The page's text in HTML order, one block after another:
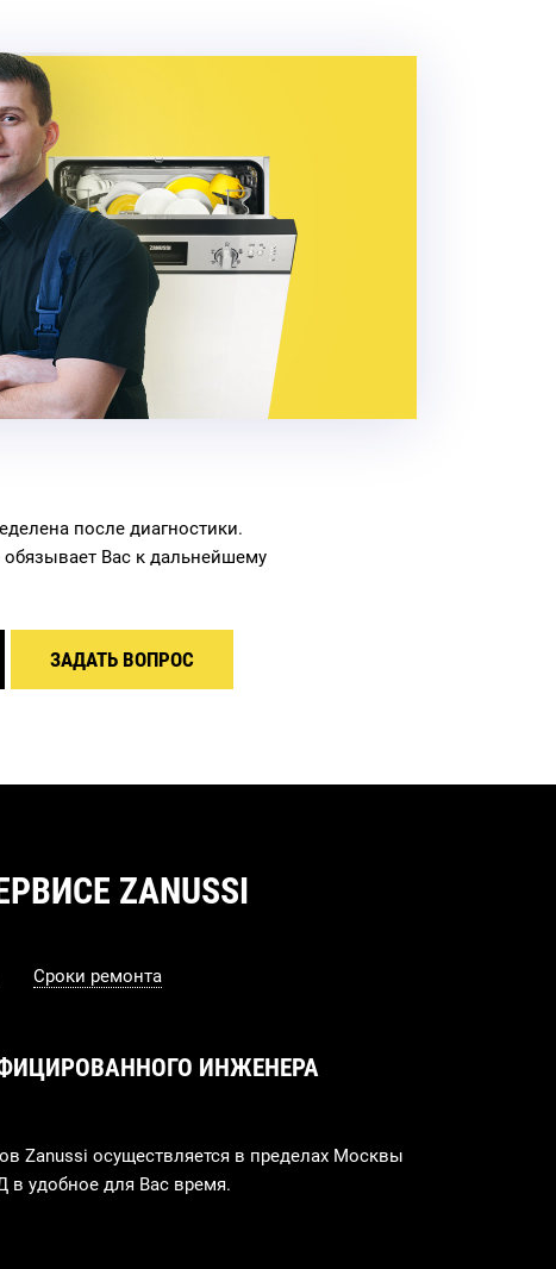
после диагностики.
обязывает Вас к дальнейшему
ЗАДАТЬ ВОПРОС
ZANUSSI
Сроки ремонта
ИНЖЕНЕРА
Zanussi осуществляется в пределах Москвы
удобное для Вас время.